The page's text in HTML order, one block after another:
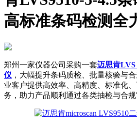
高标准条码检测全
郑州一家仪器公司采购一套迈思肯LVS
仪 ，大幅提升条码质检、批量核验与
业客户提供高效率、高精度、标准化
务，助力产品顺利通过各类抽检与合规